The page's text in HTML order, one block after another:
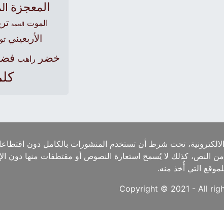
المعجزة
الموت النعمة
الأربعيني
خضر راهب
تحت شرط أن تستخدم المنشورات بالكامل دون
النص، كذلك لا يُسمح استعارة النصوص أو مقتطفات منها دون
التي أُخذ منه.